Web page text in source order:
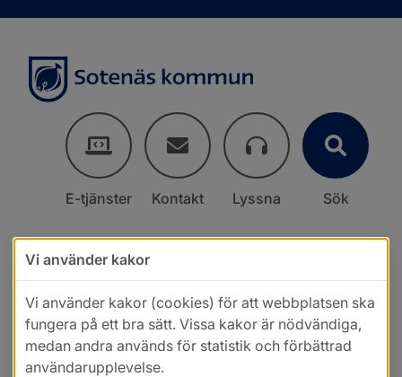
E-tjänster Kontakt Lyssna Sök
Vi använder kakor
Vi använder kakor (cookies) för att webbplatsen ska
fungera på ett bra sätt. Vissa kakor är nödvändiga,
medan andra används för statistik och förbättrad
användarupplevelse.